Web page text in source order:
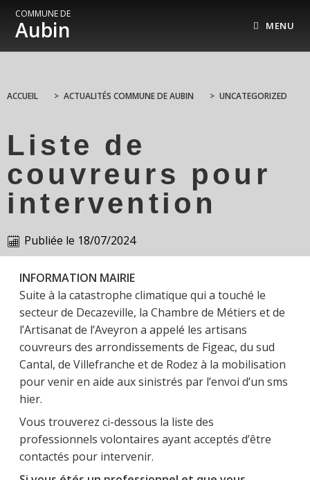
COMMUNE DE
Aubin MENU
ACCUEIL > ACTUALITÉS COMMUNE DE AUBIN > UNCATEGORIZED
Liste de
couvreurs pour
intervention
Publiée le 18/07/2024
INFORMATION MAIRIE
Suite à la catastrophe climatique qui a touché le
secteur de Decazeville, la Chambre de Métiers et de
l’Artisanat de l’Aveyron a appelé les artisans
couvreurs des arrondissements de Figeac, du sud
Cantal, de Villefranche et de Rodez à la mobilisation
pour venir en aide aux sinistrés par l’envoi d’un sms
hier.
Vous trouverez ci-dessous la liste des
professionnels volontaires ayant acceptés d’être
contactés pour intervenir.